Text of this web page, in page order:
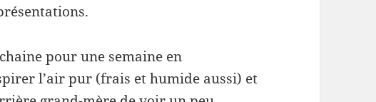
pour une semaine en
l’air pur (frais et humide aussi) et